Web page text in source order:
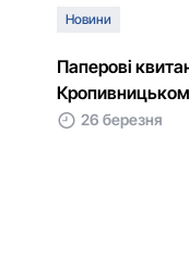
Новини
Паперoві
26 березня